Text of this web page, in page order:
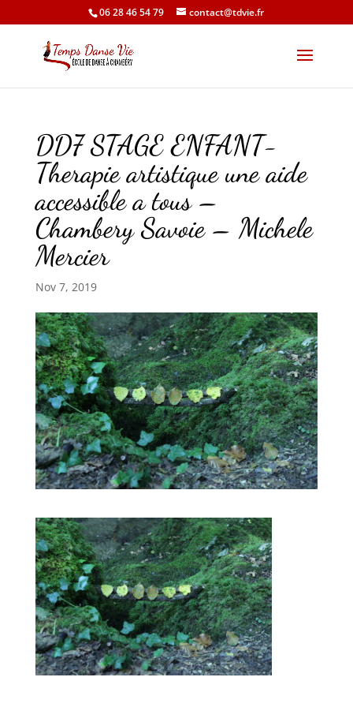
06 28 46 54 79 contact@tdvie.fr
DD7 STAGE ENFANT-
Therapie artistique une aide
accessible a tous –
Chambery Savoie – Michele
Mercier
Nov 7, 2019